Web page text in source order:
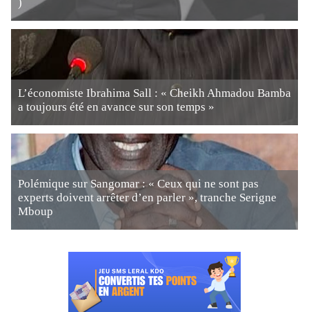
L’économiste Ibrahima Sall : « Cheikh Ahmadou Bamba
a toujours été en avance sur son temps »
Polémique sur Sangomar : « Ceux qui ne sont pas
experts doivent arrêter d’en parler », tranche Serigne
Mboup